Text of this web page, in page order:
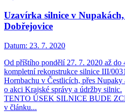
Uzavírka silnice v
Dobřejovice
Datum: 23. 7. 2020
Od příštího pondělí 27. 7. 2020 až do
kompletní rekonstrukce silnice III/
Hornbachu v Čestlicích, přes Nupaky
o akci Krajské správy a údržby silnic.
TENTO ÚSEK SILNICE BUDE
v článku...